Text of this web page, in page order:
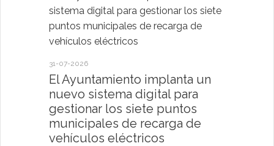
31-07-2026
El Ayuntamiento implanta un
nuevo sistema digital para
gestionar los siete puntos
municipales de recarga de
vehículos eléctricos